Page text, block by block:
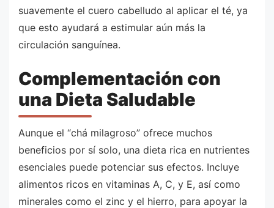
suavemente el cuero cabelludo al aplicar el té, ya
que esto ayudará a estimular aún más la
circulación sanguínea.
Complementación con
una Dieta Saludable
Aunque el “chá milagroso” ofrece muchos
beneficios por sí solo, una dieta rica en nutrientes
esenciales puede potenciar sus efectos. Incluye
alimentos ricos en vitaminas A, C, y E, así como
minerales como el zinc y el hierro, para apoyar la